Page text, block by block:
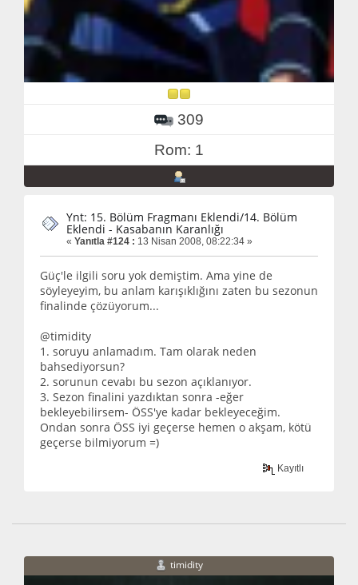
309
Rom: 1
Ynt: 15. Bölüm Fragmanı Eklendi/14. Bölüm
Eklendi - Kasabanın Karanlığı
« Yanıtla #124 : 13 Nisan 2008, 08:22:34 »
Güç'le ilgili soru yok demiştim. Ama yine de
söyleyeyim, bu anlam karışıklığını zaten bu sezonun
finalinde çözüyorum...
@timidity
1. soruyu anlamadım. Tam olarak neden
bahsediyorsun?
2. sorunun cevabı bu sezon açıklanıyor.
3. Sezon finalini yazdıktan sonra -eğer
bekleyebilirsem- ÖSS'ye kadar bekleyeceğim.
Ondan sonra ÖSS iyi geçerse hemen o akşam, kötü
geçerse bilmiyorum =)
Kayıtlı
timidity